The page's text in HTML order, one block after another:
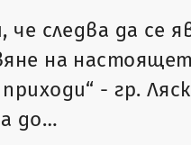
че следва да се
на
- гр.
до…